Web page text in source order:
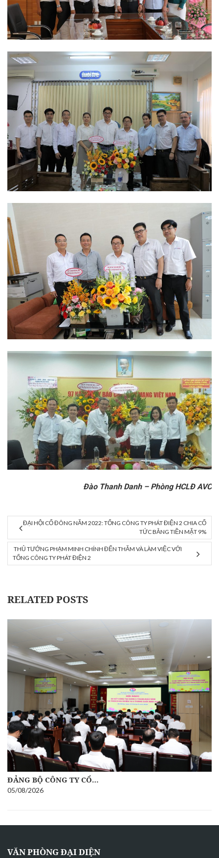
Đào Thanh Danh – Phòng HCLĐ AVC
ĐẠI HỘI CỔ ĐÔNG NĂM 2022: TỔNG CÔNG TY PHÁT ĐIỆN 2 CHIA CỔ
TỨC BẰNG TIỀN MẶT 9%
THỦ TƯỚNG PHẠM MINH CHÍNH ĐẾN THĂM VÀ LÀM VIỆC VỚI
TỔNG CÔNG TY PHÁT ĐIỆN 2
RELATED POSTS
ĐẢNG BỘ CÔNG TY CỔ…
05/08/2026
VĂN PHÒNG ĐẠI DIỆN